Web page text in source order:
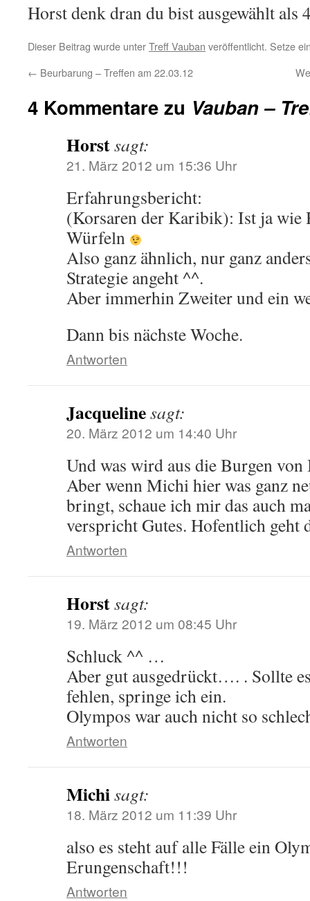
Horst denk dran du bist ausgewählt als
Dieser Beitrag wurde unterTreff Vauban veröffentlicht. Setze
← Beurbarung – Treffen am 22.03.12
4 Kommentare zu Vauban –
Horstsagt:
21. März 2012 um 15:36 Uhr
Erfahrungsbericht:
(Korsaren der Karibik): Ist ja wie
Würfeln
Also ganz ähnlich, nur ganz
Strategie angeht ^^.
Aber immerhin Zweiter und ein
Dann bis nächste Woche.
Antworten
Jacquelinesagt:
20. März 2012 um 14:40 Uhr
Und was wird aus die Burgen
Aber wenn Michi hier was ganz
bringt, schaue ich mir das auch
verspricht Gutes. Hofentlich geht
Antworten
Horstsagt:
19. März 2012 um 08:45 Uhr
Schluck ^^ …
Aber gut ausgedrückt…. . Sollte
fehlen, springe ich ein.
Olympos war auch nicht so
Antworten
Michisagt:
18. März 2012 um 11:39 Uhr
also es steht auf alle Fälle ein
Erungenschaft!!!
Antworten